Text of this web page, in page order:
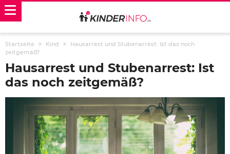
Startseite Kind
Hausarrest und Stubenarrest: Ist das noch
zeitgemäß?
Hausarrest und Stubenarrest: Ist
das noch zeitgemäß?